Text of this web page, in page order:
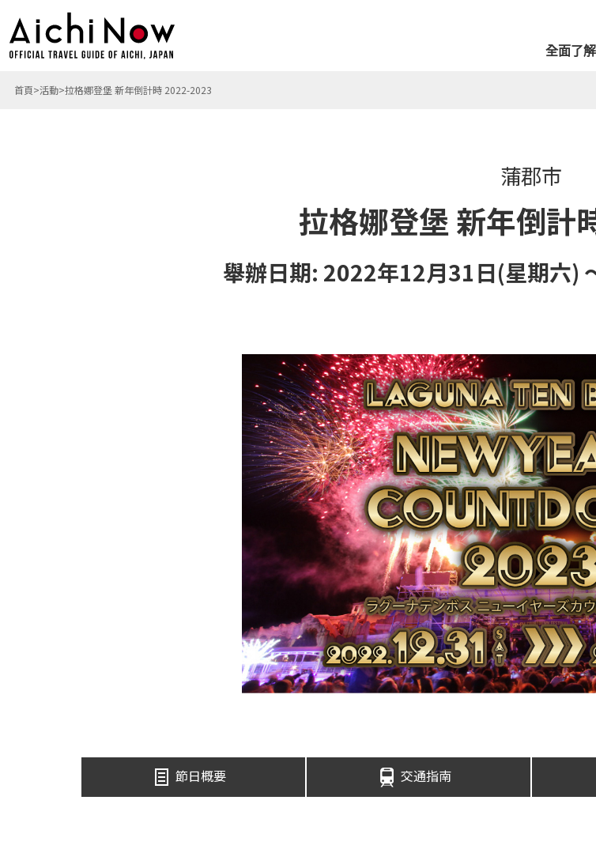
全面了
首頁 活動 拉格娜登堡 新年倒計時 2022-2023
蒲郡市
拉格娜登堡 新年倒計
舉辦日期: 2022年12月31日(星期六)
節日概要 交通指南